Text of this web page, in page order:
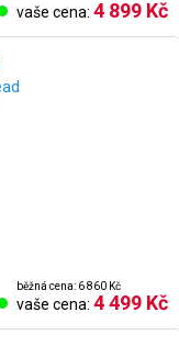
vaše cena: 4 899 Kč
běžná cena: 6 860 Kč
vaše cena: 4 499 Kč